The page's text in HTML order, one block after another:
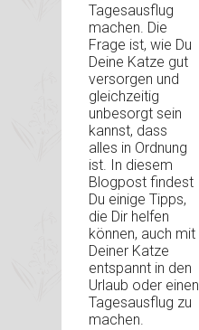
Tagesausflug
machen. Die
Frage ist, wie Du
Deine Katze gut
versorgen und
gleichzeitig
unbesorgt sein
kannst, dass
alles in Ordnung
ist. In diesem
Blogpost findest
Du einige Tipps,
die Dir helfen
können, auch mit
Deiner Katze
entspannt in den
Urlaub oder einen
Tagesausflug zu
machen.